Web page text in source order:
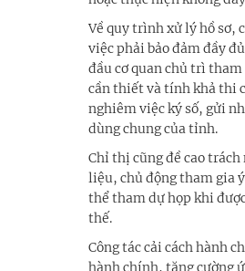
Về quy trình xử lý hồ sơ,
việc phải bảo đảm đầy
đầu cơ quan chủ trì
cần thiết và tính khả thi
nghiêm việc ký số, gửi
dùng chung của tỉnh.
Chỉ thị cũng đề cao
liệu, chủ động tham gia
thể tham dự họp khi
thế.
Công tác cải cách hành
hành chính, tăng cường